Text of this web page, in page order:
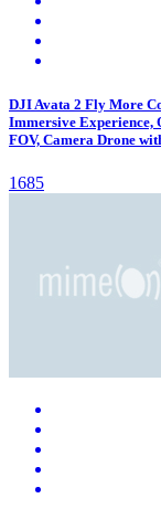
DJI Avata 2 Fly More
Immersive Experience,
FOV, Camera Drone
1685